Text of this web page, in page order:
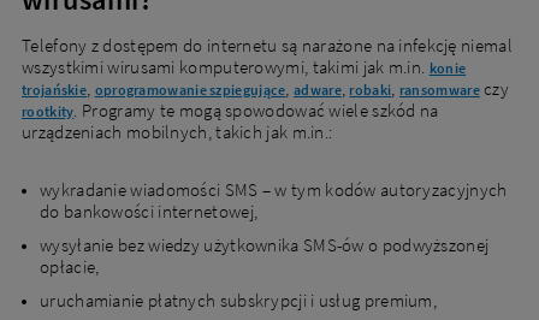
Telefony z dostępem do internetu są narażone na infekcję niemal
wszystkimi wirusami komputerowymi, takimi jak m.in. konie
trojańskie oprogramowanie szpiegujące ,adware, robaki ransomwareczy
rootkity . Programy te mogą spowodować wiele szkód na
urządzeniach mobilnych, takich jak m.in.:
wykradanie wiadomości SMS – w tym kodów autoryzacyjnych
do bankowości internetowej,
wysyłanie bez wiedzy użytkownika SMS-ów o podwyższonej
opłacie,
uruchamianie płatnych subskrypcji i usług premium,